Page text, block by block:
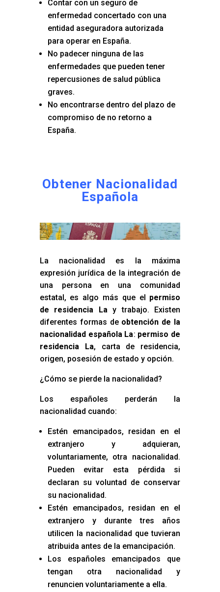
Contar con un seguro de
enfermedad concertado con una
entidad aseguradora autorizada
para operar en España.
No padecer ninguna de las
enfermedades que pueden tener
repercusiones de salud pública
graves.
No encontrarse dentro del plazo de
compromiso de no retorno a
España.
Obtener Nacionalidad
Española
La nacionalidad es la máxima
expresión jurídica de la integración de
una persona en una comunidad
estatal, es algo más que el permiso
de residencia Lay trabajo. Existen
diferentes formas de obtención de la
nacionalidad española La: permiso de
residencia La, carta de residencia,
origen, posesión de estado y opción.
¿Cómo se pierde la nacionalidad?
Los españoles perderán la
nacionalidad cuando:
Estén emancipados, residan en el
extranjero y adquieran,
voluntariamente, otra nacionalidad.
Pueden evitar esta pérdida si
declaran su voluntad de conservar
su nacionalidad.
Estén emancipados, residan en el
extranjero y durante tres años
utilicen la nacionalidad que tuvieran
atribuida antes de la emancipación.
Los españoles emancipados que
tengan otra nacionalidad y
renuncien voluntariamente a ella.